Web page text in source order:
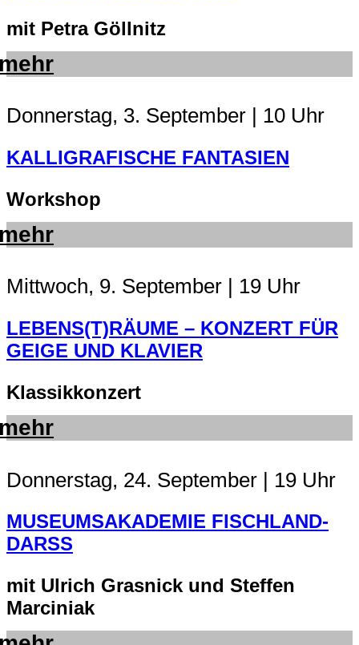
mit Petra Göllnitz
Donnerstag, 3. September | 10 Uhr
KALLIGRAFISCHE FANTASIEN
Workshop
Mittwoch, 9. September | 19 Uhr
LEBENS(T)RÄUME – KONZERT FÜR
GEIGE UND KLAVIER
Klassikkonzert
Donnerstag, 24. September | 19 Uhr
MUSEUMSAKADEMIE FISCHLAND-
DARSS
mit Ulrich Grasnick und Steffen
Marciniak